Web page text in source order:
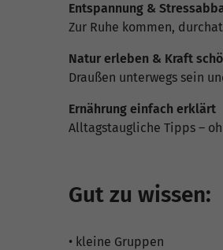
Entspannung &
Zur Ruhe kommen,
Natur erleben & Kraft
Draußen unterwegs sein
Ernährung einfach erklärt
Alltagstaugliche Tipps –
Gut zu wissen:
• kleine Gruppen